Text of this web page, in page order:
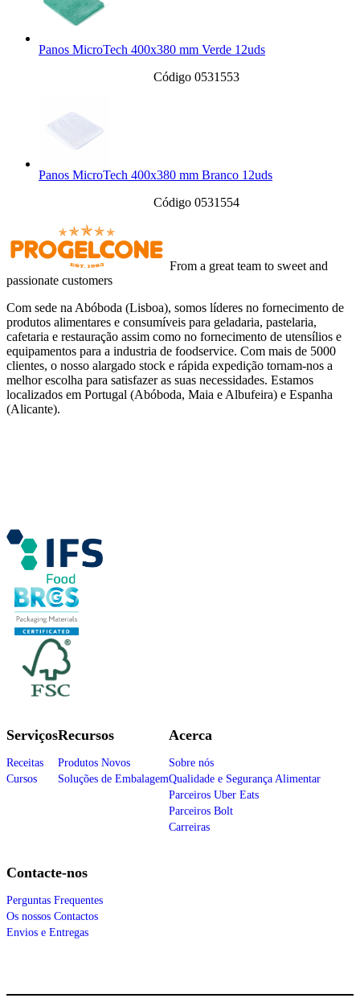
Panos MicroTech 400x380 mm Verde 12uds
Código 0531553
Panos MicroTech 400x380 mm Branco 12uds
Código 0531554
From a great team to sweet and
passionate customers
Com sede na Abóboda (Lisboa), somos líderes no fornecimento de
produtos alimentares e consumíveis para geladaria, pastelaria,
cafetaria e restauração assim como no fornecimento de utensílios e
equipamentos para a industria de foodservice. Com mais de 5000
clientes, o nosso alargado stock e rápida expedição tornam-nos a
melhor escolha para satisfazer as suas necessidades. Estamos
localizados em Portugal (Abóboda, Maia e Albufeira) e Espanha
(Alicante).
Serviços
Receitas
Cursos
Recursos
Produtos Novos
Soluções de Embalagem
Acerca
Sobre nós
Qualidade e Segurança Alimentar
Parceiros Uber Eats
Parceiros Bolt
Carreiras
Contacte-nos
Perguntas Frequentes
Os nossos Contactos
Envios e Entregas